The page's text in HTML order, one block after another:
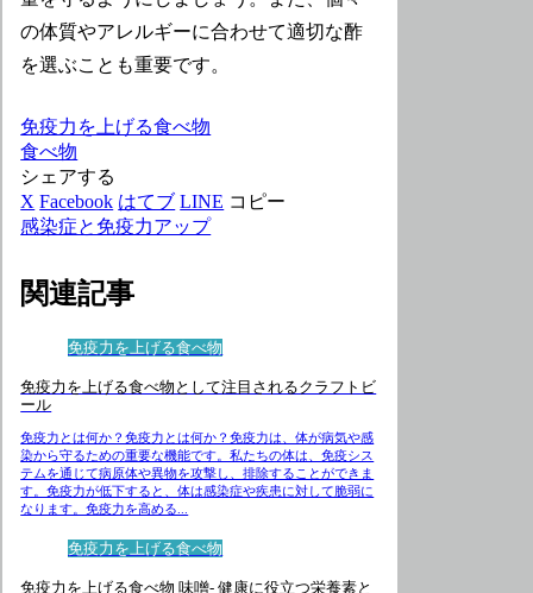
の体質やアレルギーに合わせて適切な酢
を選ぶことも重要です。
免疫力を上げる食べ物
食べ物
シェアする
X Facebook はてブ LINE コピー
感染症と免疫力アップ
関連記事
免疫力を上げる食べ物
免疫力を上げる食べ物として注目されるクラフトビ
ール
免疫力とは何か？免疫力とは何か？免疫力は、体が病気や感
染から守るための重要な機能です。私たちの体は、免疫シス
テムを通じて病原体や異物を攻撃し、排除することができま
す。免疫力が低下すると、体は感染症や疾患に対して脆弱に
なります。免疫力を高める...
免疫力を上げる食べ物
免疫力を上げる食べ物 味噌- 健康に役立つ栄養素と